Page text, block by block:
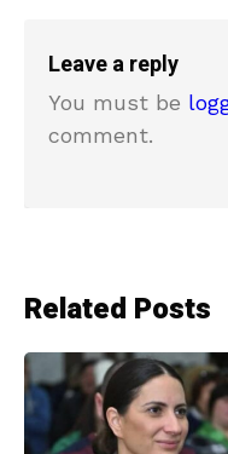
Leave a reply
You must be
comment.
Related Posts